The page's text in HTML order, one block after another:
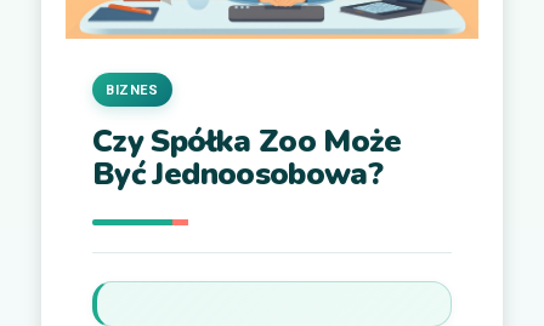
Czy Spółka Zoo Może
Być Jednoosobowa?
BIZNES